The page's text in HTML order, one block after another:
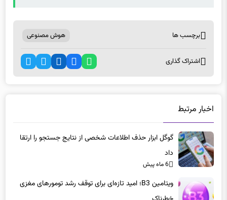
گوگل ابزار حذف اطلاعات شخصی از نتایج جستجو را ارتقا
داد
6 ماه پیش
خطرناک
6 ماه پیش